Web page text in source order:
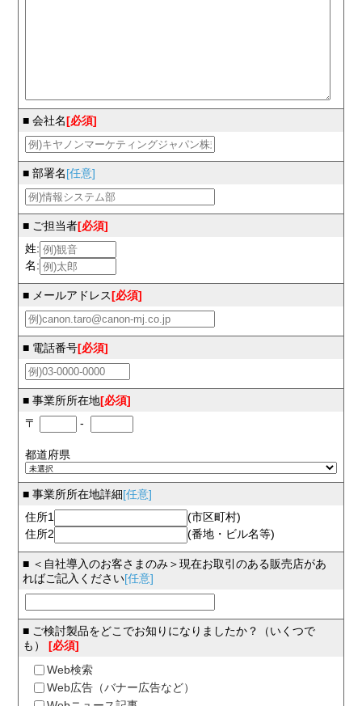
■ 会社名[必須]
■ 部署名[任意]
■ ご担当者[必須]
姓:
名:
■ メールアドレス[必須]
■ 電話番号[必須]
■ 事業所所在地[必須]
〒
-
都道府県
■ 事業所所在地詳細[任意]
住所1
(市区町村)
住所2
(番地・ビル名等)
■ ＜自社導入のお客さまのみ＞現在お取引のある販売店があ
ればご記入ください[任意]
■ ご検討製品をどこでお知りになりましたか？（いくつで
も）[必須]
Web検索
Web広告（バナー広告など）